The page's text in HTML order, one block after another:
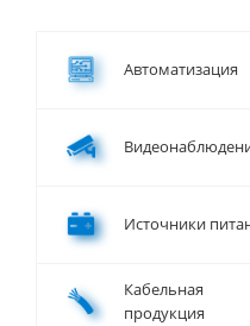
Автоматизация
Источники
Кабельная
продукция